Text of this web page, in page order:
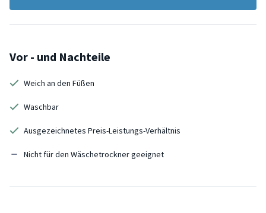
Vor - und Nachteile
Weich an den Füßen
Waschbar
Ausgezeichnetes Preis-Leistungs-Verhältnis
Nicht für den Wäschetrockner geeignet